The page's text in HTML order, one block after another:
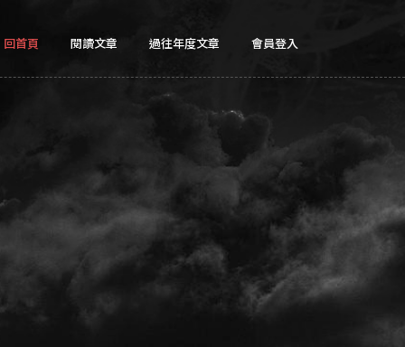
回首頁 閱讀文章 過往年度文章 會員登入